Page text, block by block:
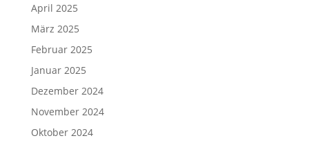
April 2025
März 2025
Februar 2025
Januar 2025
Dezember 2024
November 2024
Oktober 2024